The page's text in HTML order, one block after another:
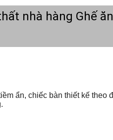
nhà hàng Ghế
ẩn, chiếc bàn thiết kế